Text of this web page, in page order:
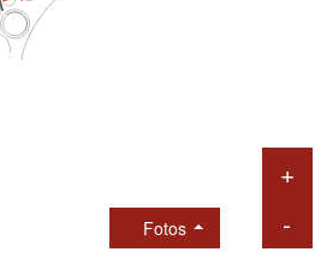
+
-
Fotos